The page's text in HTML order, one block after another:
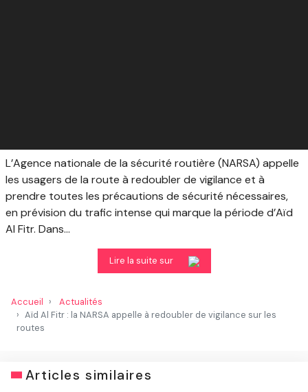
L’Agence nationale de la sécurité routière (NARSA) appelle
les usagers de la route à redoubler de vigilance et à
prendre toutes les précautions de sécurité nécessaires,
en prévision du trafic intense qui marque la période d’Aïd
Al Fitr. Dans...
Lire la suite sur
Accueil
Actualités
Aïd Al Fitr : la NARSA appelle à redoubler de vigilance sur les
routes
Articles similaires